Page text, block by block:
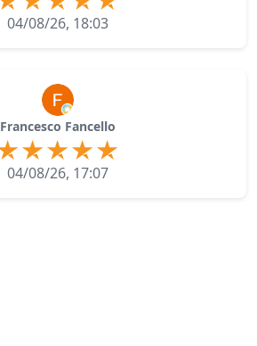
04/08/26, 18:03
Francesco Fancello
04/08/26, 17:07